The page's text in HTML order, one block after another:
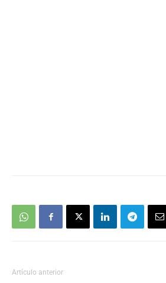
Artículo anterior